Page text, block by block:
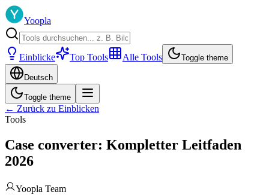
Yoopla
Einblicke Top Tools Alle Tools Toggle theme
Deutsch
Toggle theme
← Zurück zu Einblicken
Tools
Case converter: Kompletter Leitfaden
2026
Yoopla Team